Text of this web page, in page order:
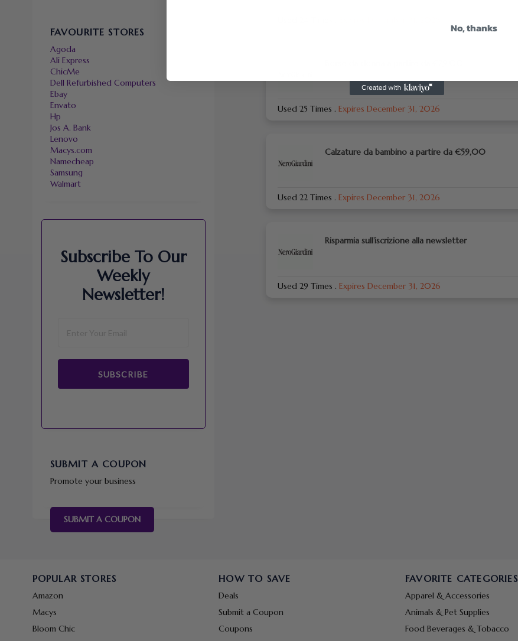
Used 25 Times . Expires December 31, 2026
Calzature da bambino a partire da €59,00
Used 22 Times . Expires December 31, 2026
Risparmia sull’iscrizione alla newsletter
Used 29 Times . Expires December 31, 2026
FAVOURITE STORES
Agoda
Ali Express
ChicMe
Dell Refurbished Computers
Ebay
Envato
Hp
Jos A. Bank
Lenovo
Macys.com
Namecheap
Samsung
Walmart
Subscribe To Our
Weekly
Newsletter!
SUBSCRIBE
SUBMIT A COUPON
Promote your business
SUBMIT A COUPON
POPULAR STORES
Amazon
Macys
Bloom Chic
HOW TO SAVE
Deals
Submit a Coupon
Coupons
FAVORITE CATEGORIES
Apparel & Accessories
Animals & Pet Supplies
Food Beverages & Tobacco
No, thanks